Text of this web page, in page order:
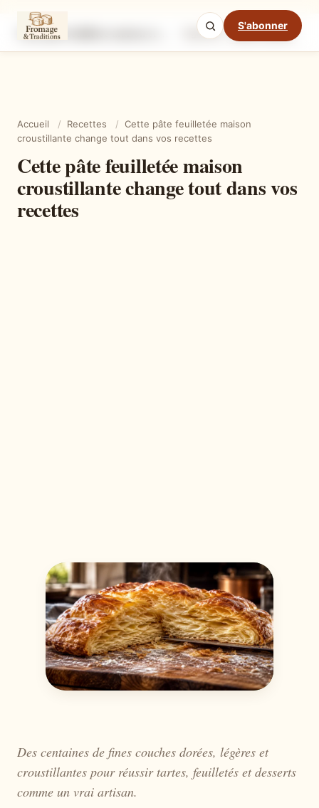
S'abonner
Ingrédients Étapes
Mode cuisine
Accueil / Recettes / Cette pâte feuilletée maison
croustillante change tout dans vos recettes
Cette pâte feuilletée maison
croustillante change tout dans vos
recettes
Des centaines de fines couches dorées, légères et
croustillantes pour réussir tartes, feuilletés et desserts
comme un vrai artisan.